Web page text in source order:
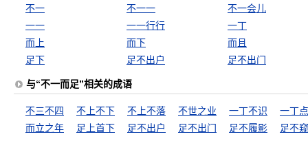
不一 不一一
不一会儿
一一
一一行行
一丁
而上
而下
而且
足下
足不出户 足不出门
与“不一而足”相关的成语
不三不四 不上不下 不上不落 不世之业 一丁不识
一丁
而立之年
足上首下 足不出户 足不出门 足不履影 足不